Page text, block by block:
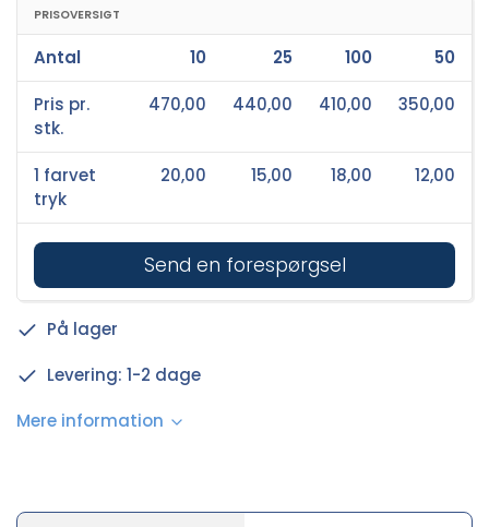
PRISOVERSIGT
Send en forespørgsel
Antal 10 25 100 50
Pris pr.
stk.
470,00 440,00 410,00 350,00
1 farvet
tryk
20,00 15,00 18,00 12,00
På lager
Levering: 1-2 dage
Mere information